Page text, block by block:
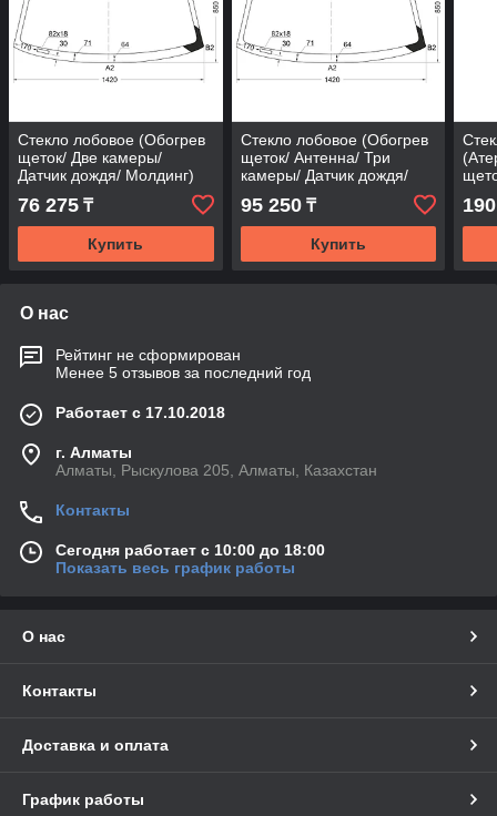
Стекло лобовое (Обогрев
щеток/ Две камеры/
Датчик дождя/ Молдинг)
Mercedes-Benz GL-Class
12-15
76 275 ₸
Купить
Стекло лобовое (Обогрев
щеток/ Антенна/ Три
камеры/ Датчик дождя/
Молдинг) Mercedes-Benz
S-Class 17-
95 250₸
Купить
О нас
Рейтинг не сформирован
Менее 5 отзывов за последний год
Работает с 17.10.2018
г. Алматы
Алматы, Рыскулова 205, Алматы, Казахстан
Контакты
Сегодня работает с 10:00 до 18:00
Показать весь график работы
О нас
Контакты
Доставка и оплата
График работы